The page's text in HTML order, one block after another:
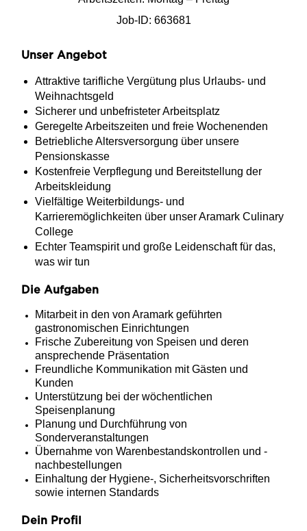
Job-ID: 663681
Unser Angebot
Attraktive tarifliche Vergütung plus Urlaubs- und
Weihnachtsgeld
Sicherer und unbefristeter Arbeitsplatz
Geregelte Arbeitszeiten und freie Wochenenden
Betriebliche Altersversorgung über unsere
Pensionskasse
Kostenfreie Verpflegung und Bereitstellung der
Arbeitskleidung
Vielfältige Weiterbildungs- und
Karrieremöglichkeiten über unser Aramark Culinary
College
Echter Teamspirit und große Leidenschaft für das,
was wir tun
Die Aufgaben
Mitarbeit in den von Aramark geführten
gastronomischen Einrichtungen
Frische Zubereitung von Speisen und deren
ansprechende Präsentation
Freundliche Kommunikation mit Gästen und
Kunden
Unterstützung bei der wöchentlichen
Speisenplanung
Planung und Durchführung von
Sonderveranstaltungen
Übernahme von Warenbestandskontrollen und -
nachbestellungen
Einhaltung der Hygiene-, Sicherheitsvorschriften
sowie internen Standards
Dein Profil